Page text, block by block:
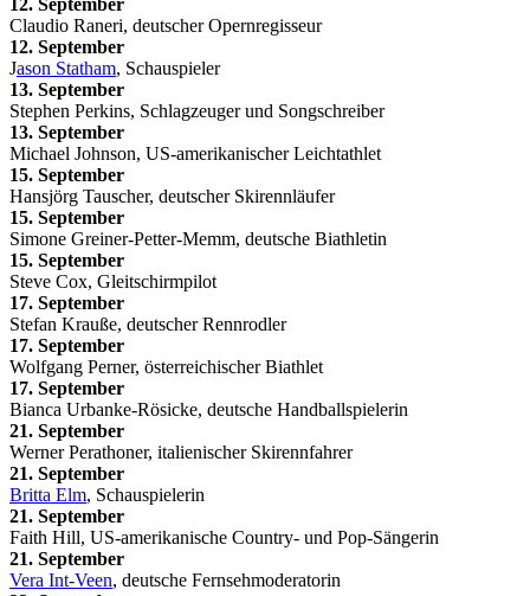
Claudio Raneri, deutscher Opernregisseur
12. September
Jason Statham, Schauspieler
13. September
Stephen Perkins, Schlagzeuger und Songschreiber
13. September
Michael Johnson, US-amerikanischer Leichtathlet
15. September
Hansjörg Tauscher, deutscher Skirennläufer
15. September
Simone Greiner-Petter-Memm, deutsche Biathletin
15. September
Steve Cox, Gleitschirmpilot
17. September
Stefan Krauße, deutscher Rennrodler
17. September
Wolfgang Perner, österreichischer Biathlet
17. September
Bianca Urbanke-Rösicke, deutsche Handballspielerin
21. September
Werner Perathoner, italienischer Skirennfahrer
21. September
Britta Elm, Schauspielerin
21. September
Faith Hill, US-amerikanische Country- und Pop-Sängerin
21. September
Vera Int-Veen, deutsche Fernsehmoderatorin